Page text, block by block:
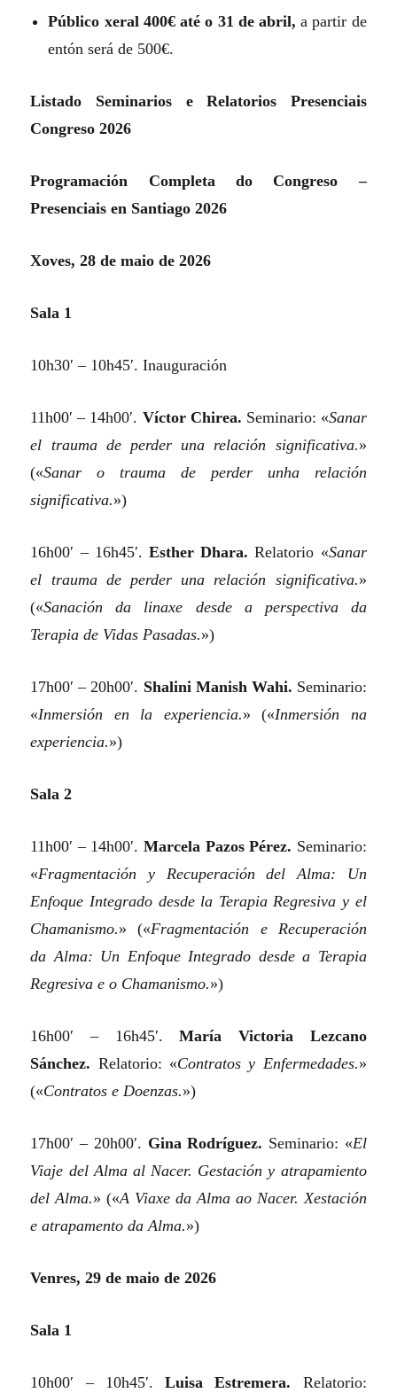
Público xeral 400€ até o 31 de abril, a partir de
entón será de 500€.
Listado Seminarios e Relatorios Presenciais
Congreso 2026
Programación Completa do Congreso –
Presenciais en Santiago 2026
Xoves, 28 de maio de 2026
Sala 1
10h30′ – 10h45′. Inauguración
11h00′ – 14h00′. Víctor Chirea. Seminario: «Sanar
el trauma de perder una relación significativa.»
(«Sanar o trauma de perder unha relación
significativa.»)
16h00′ – 16h45′. Esther Dhara. Relatorio «Sanar
el trauma de perder una relación significativa.»
(«Sanación da linaxe desde a perspectiva da
Terapia de Vidas Pasadas.»)
17h00′ – 20h00′. Shalini Manish Wahi. Seminario:
«Inmersión en la experiencia.» («Inmersión na
experiencia.»)
Sala 2
11h00′ – 14h00′. Marcela Pazos Pérez. Seminario:
«Fragmentación y Recuperación del Alma: Un
Enfoque Integrado desde la Terapia Regresiva y el
Chamanismo.»(«Fragmentación e Recuperación
da Alma: Un Enfoque Integrado desde a Terapia
Regresiva e o Chamanismo.»)
16h00′ – 16h45′.María Victoria Lezcano
Sánchez. Relatorio: «Contratos y Enfermedades.»
(«Contratos e Doenzas.»)
17h00′ – 20h00′. Gina Rodríguez. Seminario: «El
Viaje del Alma al Nacer. Gestación y atrapamiento
del Alma.»(«A Viaxe da Alma ao Nacer. Xestación
e atrapamento da Alma.»)
Venres, 29 de maio de 2026
Sala 1
10h00′ – 10h45′.Luisa Estremera. Relatorio: